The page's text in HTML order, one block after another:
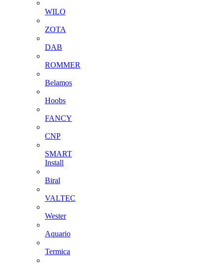
WILO
ZOTA
DAB
ROMMER
Belamos
Hoobs
FANCY
CNP
SMART
Install
Biral
VALTEC
Wester
Aquario
Termica